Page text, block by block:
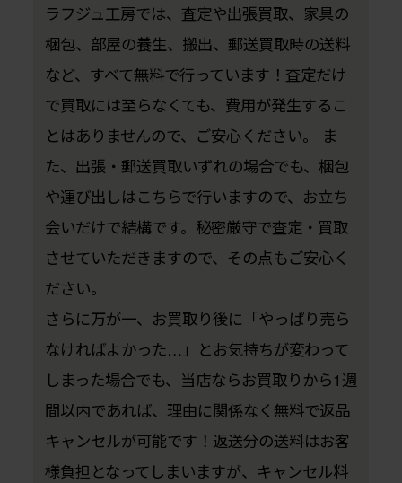
ラフジュ工房では、査定や出張買取、家具の
梱包、部屋の養生、搬出、郵送買取時の送料
など、すべて無料で行っています！査定だけ
で買取には至らなくても、費用が発生するこ
とはありませんので、ご安心ください。 ま
た、出張・郵送買取いずれの場合でも、梱包
や運び出しはこちらで行いますので、お立ち
会いだけで結構です。秘密厳守で査定・買取
させていただきますので、その点もご安心く
ださい。
さらに万が一、お買取り後に「やっぱり売ら
なければよかった…」とお気持ちが変わって
しまった場合でも、当店ならお買取りから1週
間以内であれば、理由に関係なく無料で返品
キャンセルが可能です！返送分の送料はお客
様負担となってしまいますが、キャンセル料